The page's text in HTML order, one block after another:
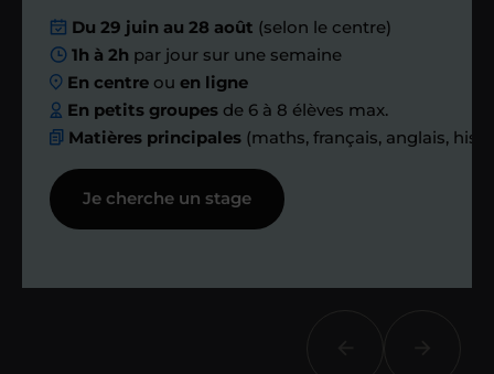
Nous planifions
ensemble des
échanges réguliers
Afin de suivre le travail et les progrès
réalisés, votre enseignant et moi-
même vous proposons des points et
Du 29 juin au 28 août (selon le centre)
1h à 2h par jour sur une semaine
En centre ouen ligne
En petits groupes de 6 à 8 élèves max.
Matières principales (maths, français, anglais,
Je cherche un stage